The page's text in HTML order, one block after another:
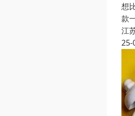
想
款
江
25-